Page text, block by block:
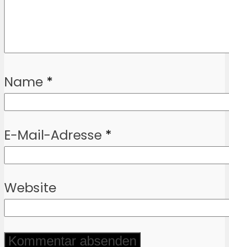
Name *
E-Mail-Adresse *
Website